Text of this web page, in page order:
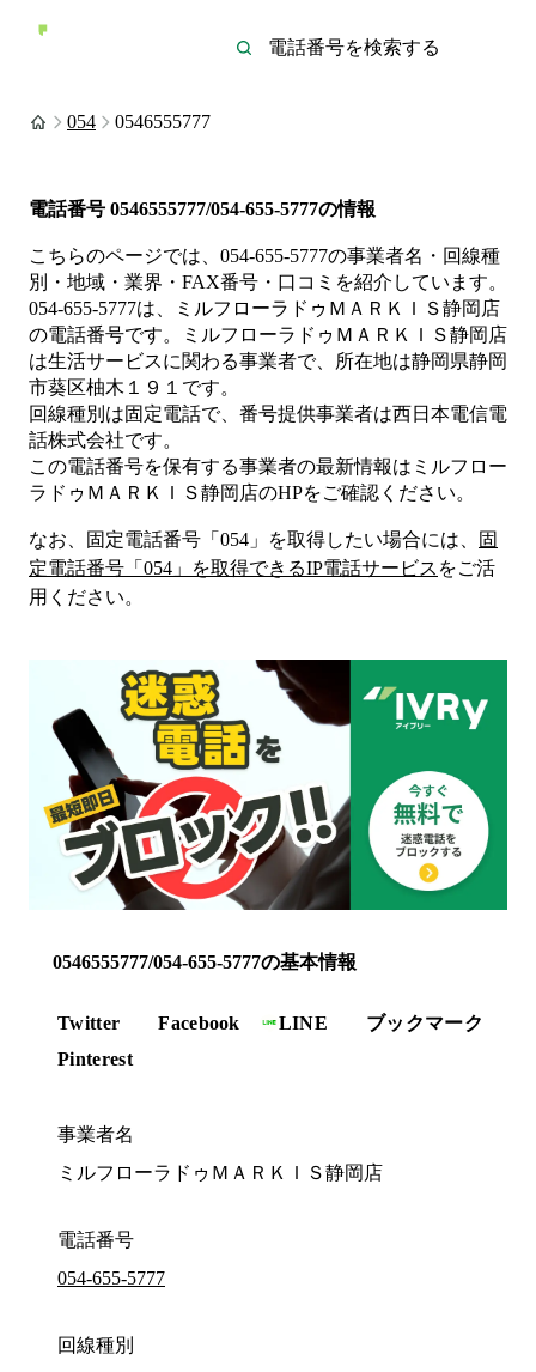
054 0546555777
電話番号 0546555777/054-655-5777の情報
こちらのページでは、 054-655-5777の事業者名・回線種
別・地域・業界・FAX番号・口コミを紹介しています。
054-655-5777は、
ミルフローラドゥＭＡＲＫＩＳ静岡店
の電話番号です。
ミルフローラドゥＭＡＲＫＩＳ静岡店
は生活サービスに関わる事業者で、所在地は静岡県静岡
市葵区柚木１９１ です。
回線種別は固定電話で、番号提供事業者は西日本電信電
話株式会社です。
この電話番号を保有する事業者の最新情報は ミルフロー
ラドゥＭＡＲＫＩＳ静岡店のHPをご確認ください。
なお、固定電話番号「 054 」を取得したい場合には、
固
定電話番号「 054 」を取得できるIP電話サービス をご活
用ください。
0546555777/054-655-5777の基本情報
Twitter Facebook LINE
ブックマーク
Pinterest
事業者名
ミルフローラドゥＭＡＲＫＩＳ静岡店
電話番号
054-655-5777
回線種別